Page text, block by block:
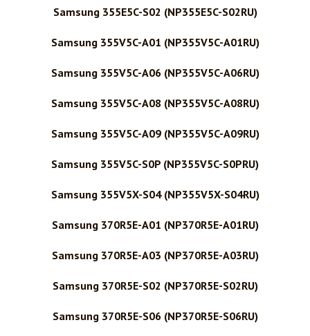
Samsung 355E5C-S02 (NP355E5C-S02RU)
Samsung 355V5C-A01 (NP355V5C-A01RU)
Samsung 355V5C-A06 (NP355V5C-A06RU)
Samsung 355V5C-A08 (NP355V5C-A08RU)
Samsung 355V5C-A09 (NP355V5C-A09RU)
Samsung 355V5C-S0P (NP355V5C-S0PRU)
Samsung 355V5X-S04 (NP355V5X-S04RU)
Samsung 370R5E-A01 (NP370R5E-A01RU)
Samsung 370R5E-A03 (NP370R5E-A03RU)
Samsung 370R5E-S02 (NP370R5E-S02RU)
Samsung 370R5E-S06 (NP370R5E-S06RU)